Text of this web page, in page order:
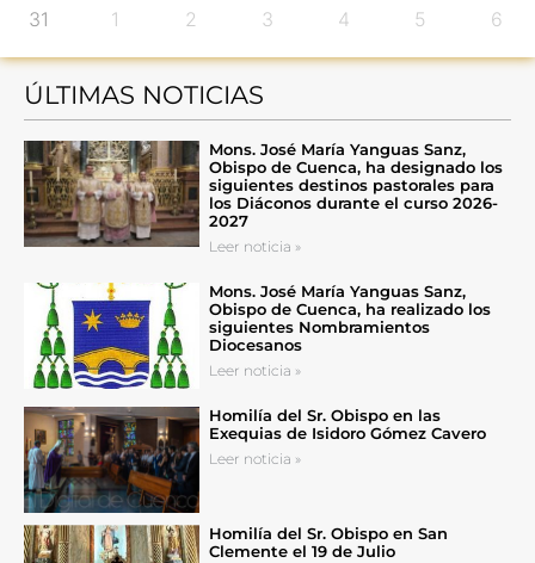
31 1 2 3 4 5 6
ÚLTIMAS NOTICIAS
Mons. José María Yanguas Sanz,
Obispo de Cuenca, ha designado los
siguientes destinos pastorales para
los Diáconos durante el curso 2026-
2027
Leer noticia »
Mons. José María Yanguas Sanz,
Obispo de Cuenca, ha realizado los
siguientes Nombramientos
Diocesanos
Leer noticia »
Homilía del Sr. Obispo en las
Exequias de Isidoro Gómez Cavero
Leer noticia »
Homilía del Sr. Obispo en San
Clemente el 19 de Julio